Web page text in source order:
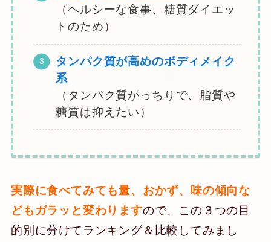
（ヘルシーな食事、糖質ダイエッ
トのため）
タンパク質が高めのボディメイク
系
（タンパク質がっちりで、脂質や
糖質は抑えたい）
実際に食べてみても量、おかず、味の傾向な
ども ガラッと変わりますので、この３つの目
的別に分けてランキング＆比較してみまし